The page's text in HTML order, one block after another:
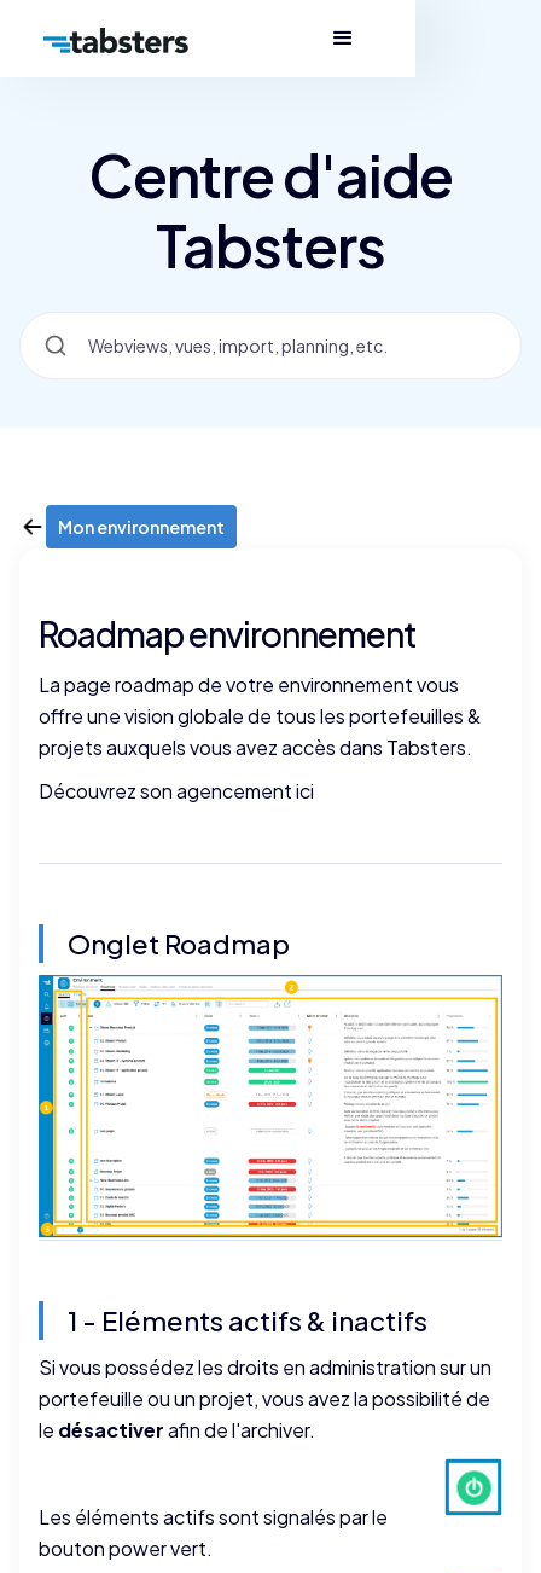
Centre d'aide
Tabsters
Mon environnement
Roadmap environnement
La page roadmap de votre environnement vous
offre une vision globale de tous les portefeuilles &
projets auxquels vous avez accès dans Tabsters.
Découvrez son agencement ici
Onglet Roadmap
1 - Eléments actifs & inactifs
Si vous possédez les droits en administration sur un
portefeuille ou un projet, vous avez la possibilité de
le désactiverafin de l'archiver.
Les éléments actifs sont signalés par le
bouton power vert.